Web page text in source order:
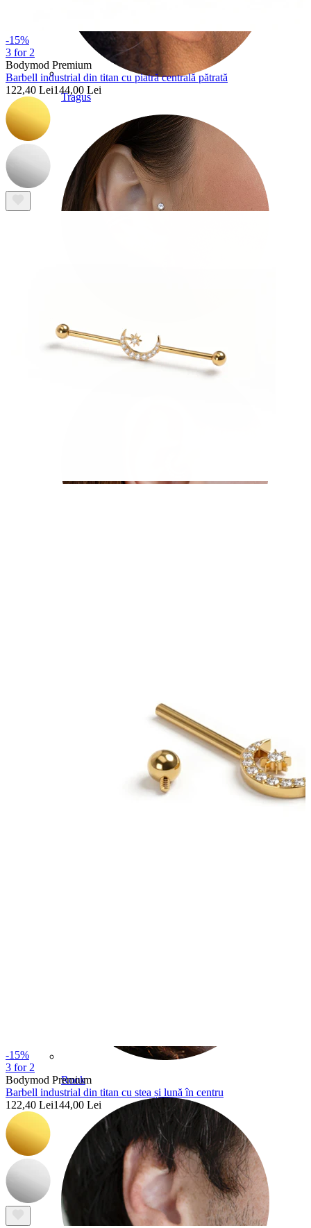
Tragus
Conch
Rook
-15%
3 for 2
Bodymod Premium
Barbell industrial din titan cu piatră centrală pătrată
122,40 Lei144,00 Lei
-15%
3 for 2
Bodymod Premium
Barbell industrial din titan cu stea și lună în centru
122,40 Lei144,00 Lei